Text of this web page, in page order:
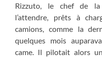
Rizzuto, le chef de la
l’attendre, prêts à
camions, comme la
quelques mois
came. Il pilotait alors